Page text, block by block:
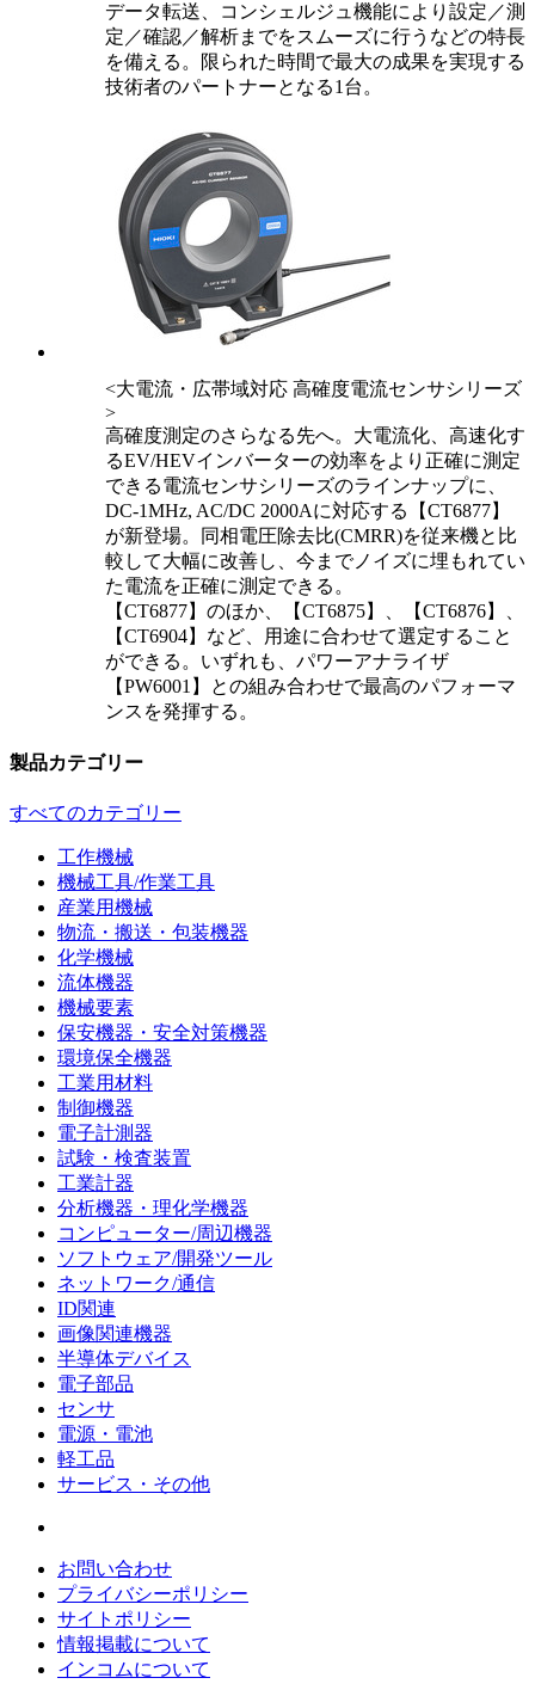
データ転送、コンシェルジュ機能により設定／測
定／確認／解析までをスムーズに行うなどの特長
を備える。限られた時間で最大の成果を実現する
技術者のパートナーとなる1台。
<大電流・広帯域対応 高確度電流センサシリーズ
>
高確度測定のさらなる先へ。大電流化、高速化す
るEV/HEVインバーターの効率をより正確に測定
できる電流センサシリーズのラインナップに、
DC-1MHz, AC/DC 2000Aに対応する【CT6877】
が新登場。同相電圧除去比(CMRR)を従来機と比
較して大幅に改善し、今までノイズに埋もれてい
た電流を正確に測定できる。
【CT6877】のほか、【CT6875】、【CT6876】、
【CT6904】など、用途に合わせて選定すること
ができる。いずれも、パワーアナライザ
【PW6001】との組み合わせで最高のパフォーマ
ンスを発揮する。
製品カテゴリー
すべてのカテゴリー
工作機械
機械工具/作業工具
産業用機械
物流・搬送・包装機器
化学機械
流体機器
機械要素
保安機器・安全対策機器
環境保全機器
工業用材料
制御機器
電子計測器
試験・検査装置
工業計器
分析機器・理化学機器
コンピューター/周辺機器
ソフトウェア/開発ツール
ネットワーク/通信
ID関連
画像関連機器
半導体デバイス
電子部品
センサ
電源・電池
軽工品
サービス・その他
お問い合わせ
プライバシーポリシー
サイトポリシー
情報掲載について
インコムについて